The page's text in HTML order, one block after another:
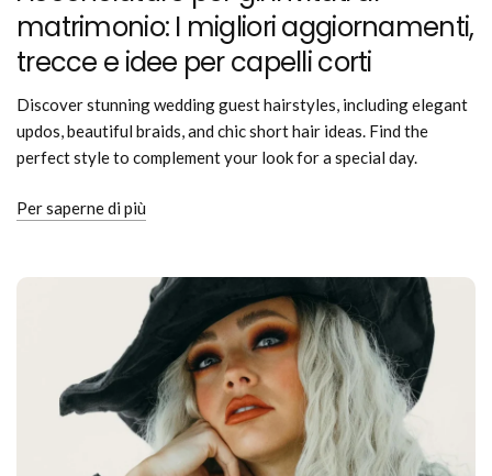
matrimonio: I migliori aggiornamenti,
trecce e idee per capelli corti
Discover stunning wedding guest hairstyles, including elegant
updos, beautiful braids, and chic short hair ideas. Find the
perfect style to complement your look for a special day.
Per saperne di più